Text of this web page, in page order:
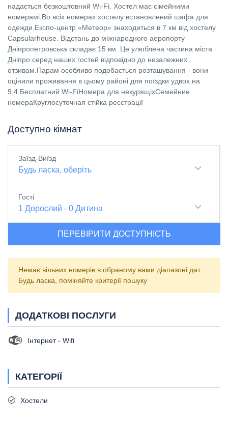
надається безкоштовний Wi-Fi. Хостел має сімейними
номерамі.Во всіх номерах хостелу встановлений шафа для
одежди.Експо-центр «Метеор» знаходиться в 7 км від хостелу
Capsularhouse. Відстань до міжнародного аеропорту
Дніпропетровська складає 15 км. Це улюблена частина міста
Дніпро серед наших гостей відповідно до незалежних
отзивам.Парам особливо подобається розташування - вони
оцінили проживання в цьому районі для поїздки удвох на
9,4.Бесплатний Wi-FiНомера для некурящіхСемейние
номераКруглосуточная стійка реєстрації
Доступно кімнат
Заїзд-Виїзд
Будь ласка, оберіть
Гості
1 Дорослий - 0 Дитина
ПЕРЕВІРИТИ ДОСТУПНІСТЬ
Немає вільних номерів в обраному вами діапазоні дат.
Будь ласка, поміняйте критерії пошуку
ДОДАТКОВІ ПОСЛУГИ
Інтернет - Wifi
КАТЕГОРІЇ
Хостели